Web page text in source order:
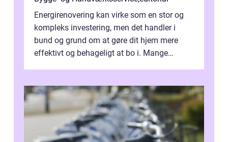
Energirenovering kan virke som en stor og
kompleks investering, men det handler i
bund og grund om at gøre dit hjem mere
effektivt og behageligt at bo i. Mange